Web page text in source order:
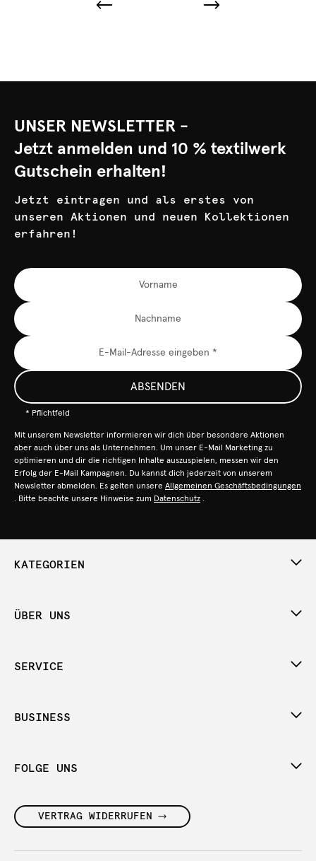
UNSER NEWSLETTER -
Jetzt anmelden und 10 % textilwerk
Gutschein erhalten!
Jetzt eintragen und als erstes von
unseren Aktionen und neuen Kollektionen
erfahren!
ABSENDEN
* Pflichtfeld
Mit unserem Newsletter informieren wir dich über besondere Aktionen
aber auch über uns als Unternehmen. Um unser E-Mail Marketing zu
optimieren und dir die richtigen Inhalte auszuspielen, messen wir den
Erfolg der E-Mail Kampagnen. Du kannst dich jederzeit von unserem
Newsletter abmelden. Es gelten unsere Allgemeinen Geschäftsbedingungen
. Bitte beachte unsere Hinweise zum Datenschutz .
KATEGORIEN
ÜBER UNS
SERVICE
BUSINESS
FOLGE UNS
VERTRAG WIDERRUFEN